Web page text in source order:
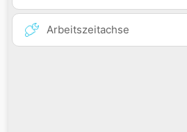
Arbeitszeitachse